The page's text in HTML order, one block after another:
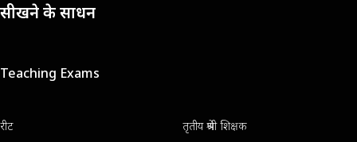
सीखने के साधन
Teaching Exams
रीट तृतीय श्रेणी शिक्षक